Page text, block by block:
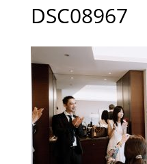
DSC08967